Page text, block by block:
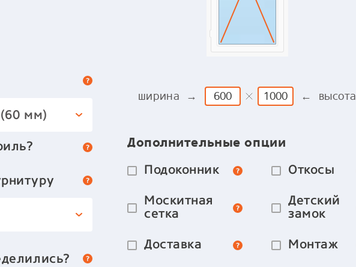
(60 мм)
ширина → ← высота
Дополнительные опции
Подоконник Откосы
Москитная
сетка
Детский
замок
Доставка Монтаж